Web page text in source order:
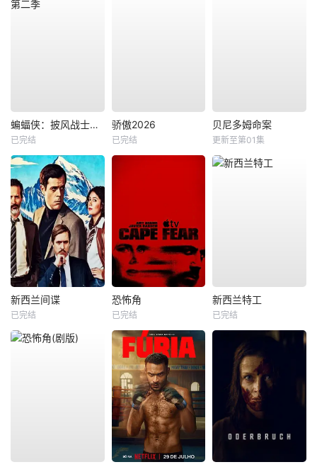
蝙蝠侠：披风战士第二季
已完结
骄傲2026
已完结
贝尼多姆命案
更新至第01集
新西兰间谍
已完结
恐怖角
已完结
新西兰特工
已完结